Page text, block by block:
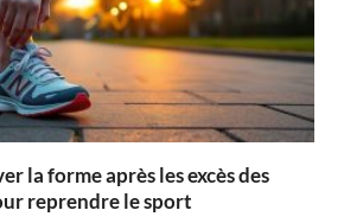
la forme après les excès des
reprendre le sport